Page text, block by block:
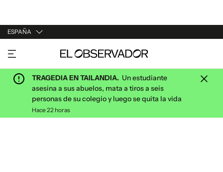
ESPAÑA
URUGUAY
ARGENTINA
ESPAÑA
ESTADOS UNIDOS
TRAGEDIA EN TAILANDIA. Un estudiante
asesina a sus abuelos, mata a tiros a seis
personas de su colegio y luego se quita la vida
Hace 22 horas